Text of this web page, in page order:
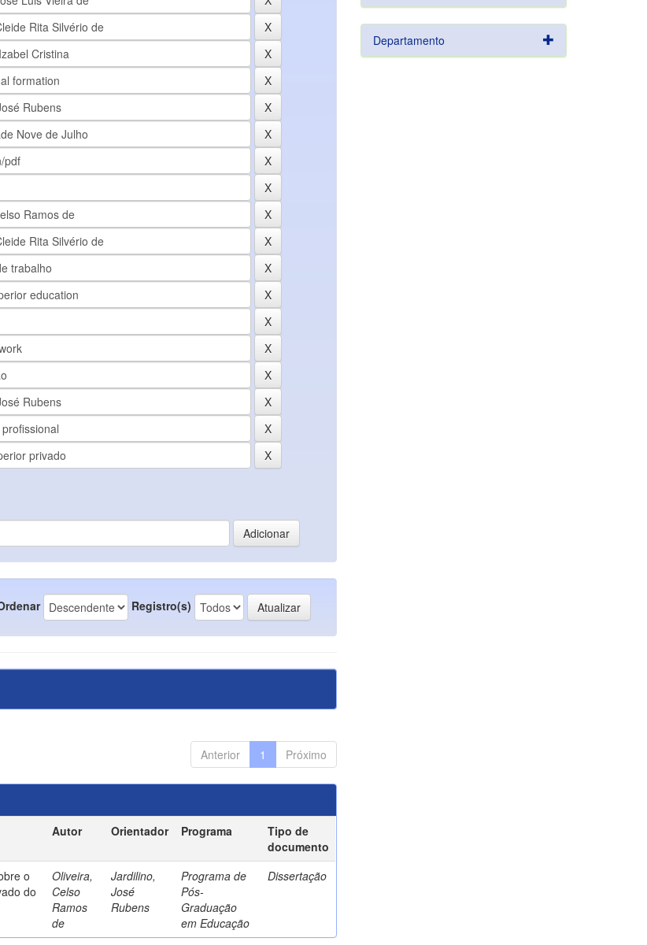
Registro(s)
Anterior 1 Próximo
Autor Orientador Programa
Tipo de
documento
o
do
Oliveira,
Celso
Ramos
de
Jardilino,
José
Rubens
Programa de
Pós-
Graduação
em Educação
Dissertação
Departamento